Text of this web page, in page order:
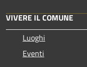
VIVERE IL COMUNE
Luoghi
Eventi